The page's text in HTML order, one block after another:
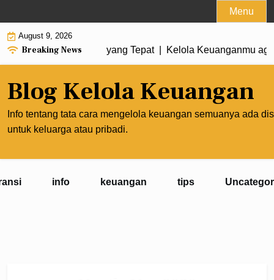
to
content
Menu
August 9, 2026
Breaking News
Membuat Prioritas yang Tepat |Kelola Keuanganmu agar
Blog Kelola Keuangan
Info tentang tata cara mengelola keuangan semuanya ada
untuk keluarga atau pribadi.
info keuangan tips